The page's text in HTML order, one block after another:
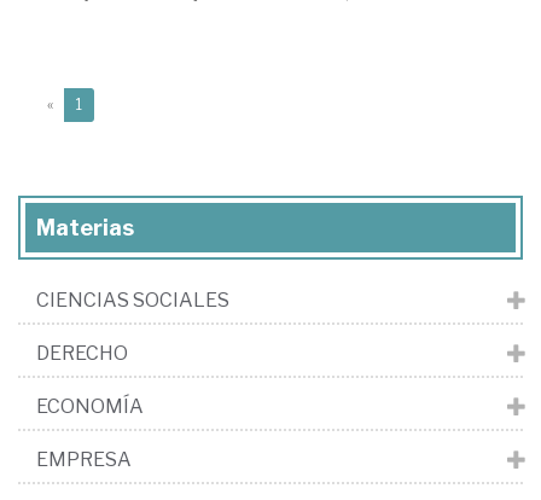
« 1
Materias
CIENCIAS SOCIALES
DERECHO
ECONOMÍA
EMPRESA